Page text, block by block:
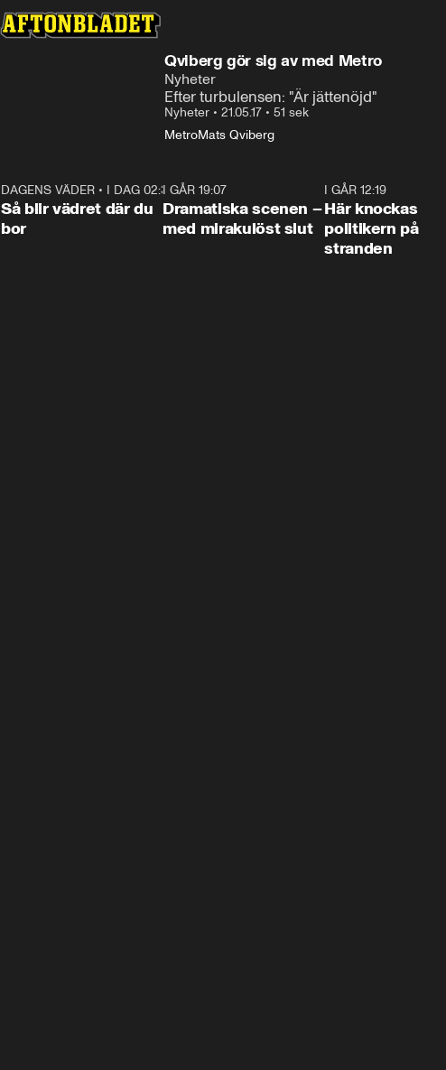
Qviberg gör sig av med Metro
Nyheter
Efter turbulensen: "Är jättenöjd"
Nyheter • 21.05.17 • 51 sek
MetroMats Qviberg
1:06
DAGENS VÄDER • I DAG 02:30
Så blir vädret där du
bor
I GÅR 19:07
Dramatiska scenen –
med mirakulöst slut
I GÅR 12:19
Här knockas
politikern på
stranden